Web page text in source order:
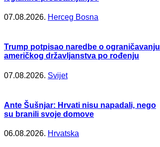
07.08.2026. Herceg Bosna
Trump potpisao naredbe o ograničavanju
američkog državljanstva po rođenju
07.08.2026. Svijet
Ante Šušnjar: Hrvati nisu napadali, nego
su branili svoje domove
06.08.2026. Hrvatska